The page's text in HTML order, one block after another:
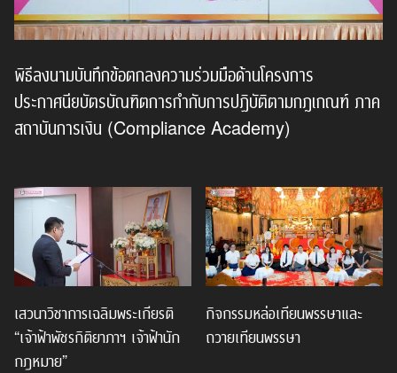
พิธีลงนามบันทึกข้อตกลงความร่วมมือด้านโครงการ
ประกาศนียบัตรบัณฑิตการกำกับการปฏิบัติตามกฎเกณฑ์ ภาค
สถาบันการเงิน (Compliance Academy)
เสวนาวิชาการเฉลิมพระเกียรติ
“เจ้าฟ้าพัชรกิติยาภาฯ เจ้าฟ้านัก
กฎหมาย”
กิจกรรมหล่อเทียนพรรษาและ
ถวายเทียนพรรษา